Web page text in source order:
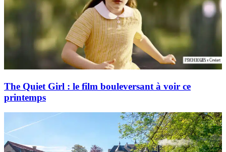
The Quiet Girl : le film bouleversant à voir ce
printemps